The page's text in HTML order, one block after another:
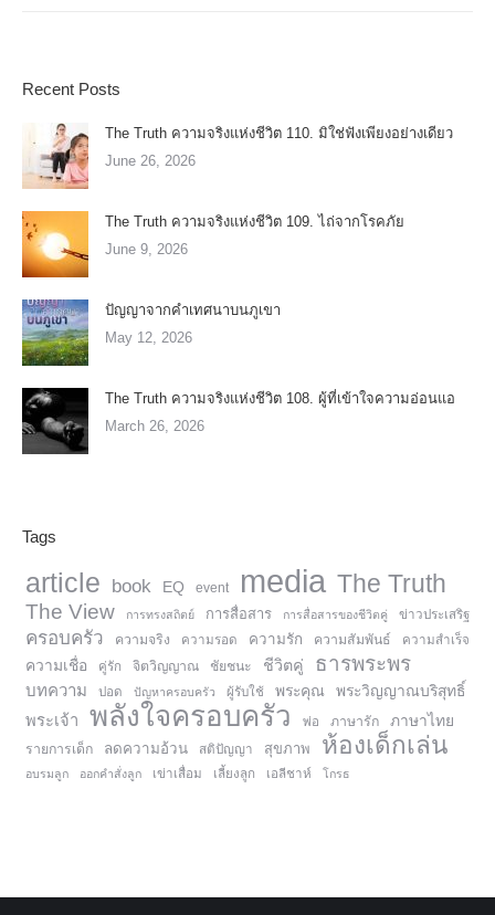
Recent Posts
The Truth ความจริงแห่งชีวิต 110. มิใช่ฟังเพียงอย่างเดียว
June 26, 2026
The Truth ความจริงแห่งชีวิต 109. ไถ่จากโรคภัย
June 9, 2026
ปัญญาจากคำเทศนาบนภูเขา
May 12, 2026
The Truth ความจริงแห่งชีวิต 108. ผู้ที่เข้าใจความอ่อนแอ
March 26, 2026
Tags
article book EQ event media The Truth
The View การทรงสถิตย์ การสื่อสาร การสื่อสารของชีวิตคู่ ข่าวประเสริฐ
ครอบครัว ความจริง ความรอด ความรัก ความสัมพันธ์ ความสำเร็จ
ความเชื่อ คู่รัก จิตวิญญาณ ชัยชนะ ชีวิตคู่ ธารพระพร
บทความ ปอด ปัญหาครอบครัว ผู้รับใช้ พระคุณ
พระวิญญาณบริสุทธิ์
พระเจ้า
พลังใจครอบครัว พ่อ ภาษารัก ภาษาไทย
รายการเด็ก ลดความอ้วน สติปัญญา สุขภาพ ห้องเด็กเล่น
อบรมลูก ออกคำสั่งลูก เข่าเสื่อม เลี้ยงลูก เอลีชาห์ โกรธ